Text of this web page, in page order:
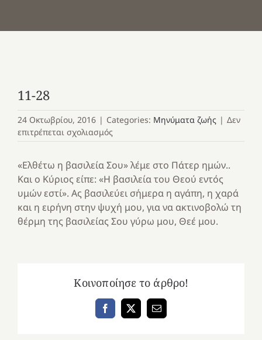
11-28
24 Οκτωβρίου, 2016 | Categories: Μηνύματα ζωής | Δεν
επιτρέπεται σχολιασμός
«Ελθέτω η βασιλεία Σου» λέμε στο Πάτερ ημών..
Και ο Κύριος είπε: «Η βασιλεία του Θεού εντός
υμών εστί». Ας βασιλεύει σήμερα η αγάπη, η χαρά
και η ειρήνη στην ψυχή μου, για να ακτινοβολώ τη
θέρμη της βασιλείας Σου γύρω μου, Θεέ μου.
Κοινοποίησε το άρθρο!
Facebook
X Email